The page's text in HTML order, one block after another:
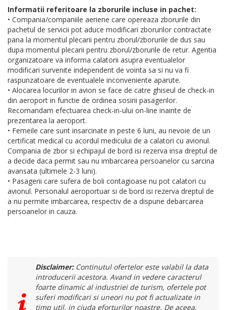
Informatii referitoare la zborurile incluse in pachet:
• Compania/companiile aeriene care opereaza zborurile din
pachetul de servicii pot aduce modificari zborurilor contractate
pana la momentul plecarii pentru zborul/zborurile de dus sau
dupa momentul plecarii pentru zborul/zborurile de retur. Agentia
organizatoare va informa calatorii asupra eventualelor
modificari survenite independent de vointa sa si nu va fi
raspunzatoare de eventualele inconveniente aparute.
• Alocarea locurilor in avion se face de catre ghiseul de check-in
din aeroport in functie de ordinea sosirii pasagerilor.
Recomandam efectuarea check-in-ului on-line inainte de
prezentarea la aeroport.
• Femeile care sunt insarcinate in peste 6 luni, au nevoie de un
certificat medical cu acordul medicului de a calatori cu avionul.
Compania de zbor si echipajul de bord isi rezerva insa dreptul de
a decide daca permit sau nu imbarcarea persoanelor cu sarcina
avansata (ultimele 2-3 luni).
• Pasagerii care sufera de boli contagioase nu pot calatori cu
avionul. Personalul aeroportuar si de bord isi rezerva dreptul de
a nu permite imbarcarea, respectiv de a dispune debarcarea
persoanelor in cauza.
Disclaimer:Continutul ofertelor este valabil la data
introducerii acestora. Avand in vedere caracterul
foarte dinamic al industriei de turism, ofertele pot
suferi modificari si uneori nu pot fi actualizate in
timp util, in ciuda eforturilor noastre. De aceea,